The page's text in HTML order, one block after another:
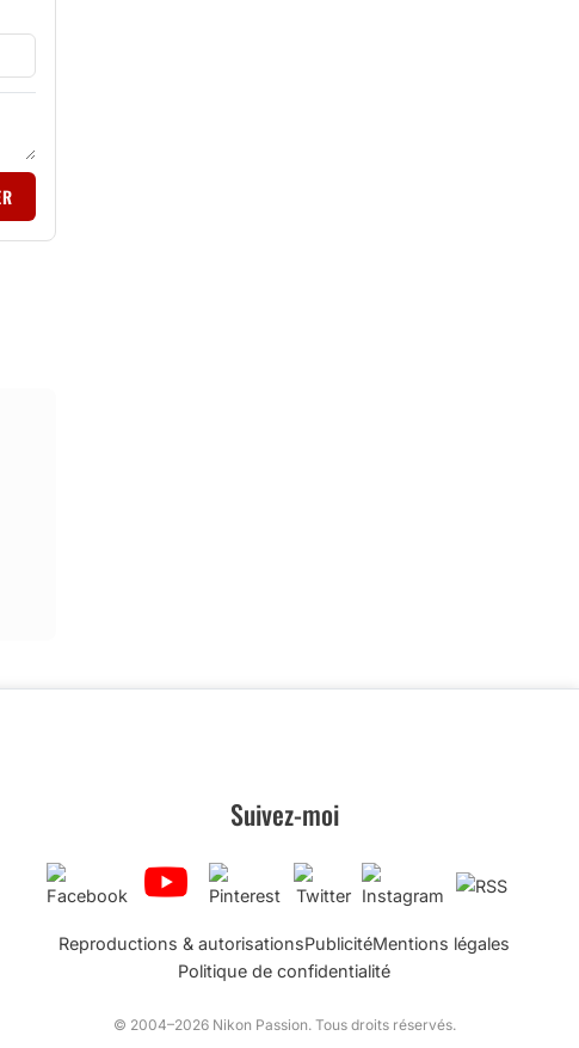
Suivez-moi
Reproductions & autorisationsPublicitéMentions légales
Politique de confidentialité
© 2004–2026 Nikon Passion. Tous droits réservés.